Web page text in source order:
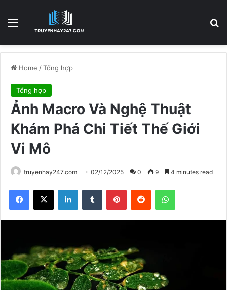
Home /Tổng hợp
Tổng hợp
Ảnh Macro Và Nghệ Thuật
Khám Phá Chi Tiết Thế Giới
Vi Mô
truyenhay247.com 02/12/2025 0 9 4 minutes read